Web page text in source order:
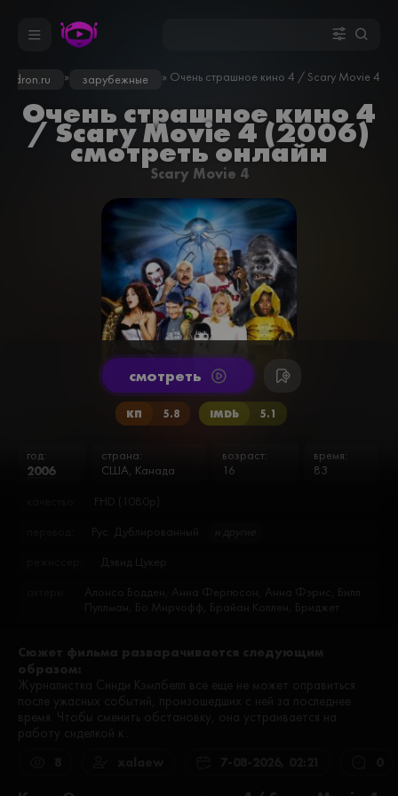
» зарубежные » Очень страшное кино 4 / Scary Movie 4
Очень страшное кино 4
/ Scary Movie 4 (2006)
смотреть онлайн
Scary Movie 4
Сюжет фильма разварачивается следующим
образом:
Журналистка Синди Кэмпбелл все еще не может оправиться
после ужасных событий, произошедших с ней за последнее
время. Чтобы сменить обстановку, она устраивается на
работу сиделкой к...
cмотреть
КП 5.8 IMDb 5.1
год:
2006
страна:
США, Канада
возраст:
16
время:
83
FHD (1080p)
Дэвид Цукер
Рус. Дублированный
Алонсо Бодден, Анна Фергюсон, Анна Фэрис, Билл
Пуллман, Бо Мирчофф, Брайан Коллен, Бриджет
Филлип С. МакГроу, Дрю Микуска, Дрю Уильямс,
Электра, Кевин Харт, Кендра Уилкинсон, Клорис
Личмен, Кончита Кэмпбелл, Крис Эллиот, Крэйг
Бирко, Кэмпбелл Лэйн, Кэтрин Барролл, Лаура Дэш,
Лесли Нильсен, Лил Джон, Майкл Макдональд,
Пауэлл, Шон Аллан, Эдвард Мосс, Эндрю МакНи,